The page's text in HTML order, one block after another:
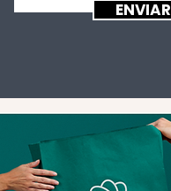
ENVIAR